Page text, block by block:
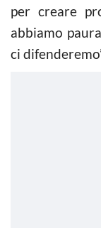
per creare
abbiamo
ci